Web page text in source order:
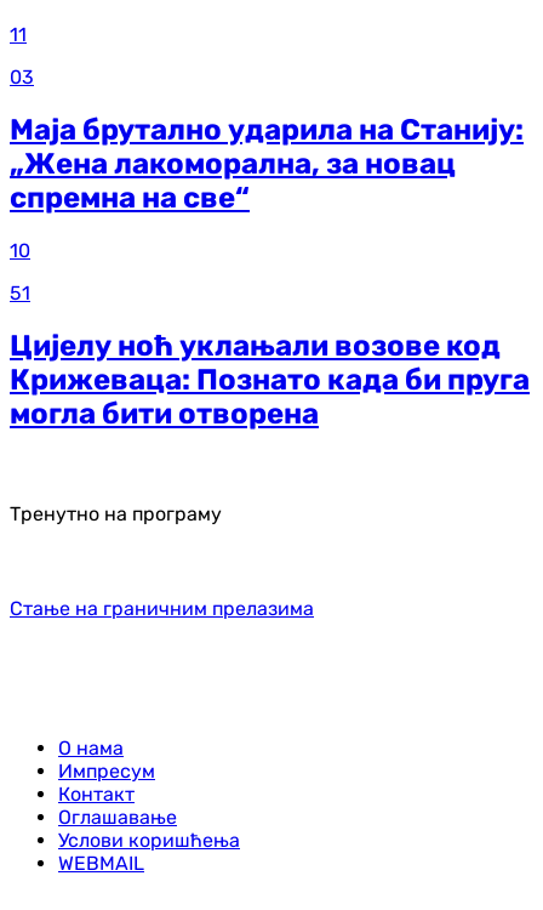
11
03
Маја брутално ударила на Станију:
„Жена лакоморална, за новац
спремна на све“
10
51
Цијелу ноћ уклањали возове код
Крижеваца: Познато када би пруга
могла бити отворена
Тренутно на програму
Стање на граничним прелазима
О нама
Импресум
Контакт
Оглашавање
Услови коришћења
WEBMAIL